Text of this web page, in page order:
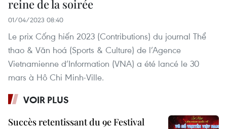
reine de la soirée
01/04/2023 08:40
Le prix Cống hiến 2023 (Contributions) du journal Thể
thao & Văn hoá (Sports & Culture) de l’Agence
Vietnamienne d’Information (VNA) a été lancé le 30
mars à Hô Chi Minh-Ville.
VOIR PLUS
Succès retentissant du 9e Festival